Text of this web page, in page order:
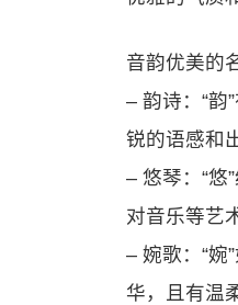
音韵优美的
– 韵诗：“韵
锐的语感和
– 悠琴：“悠
对音乐等艺
– 婉歌：“婉
华，且有温